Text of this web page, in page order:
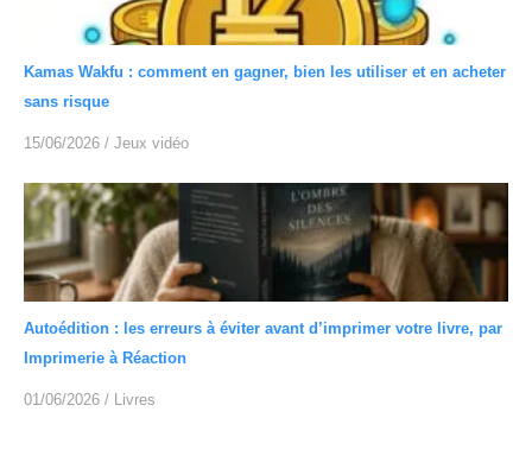
Kamas Wakfu : comment en gagner, bien les utiliser et en acheter
sans risque
15/06/2026 / Jeux vidéo
Autoédition : les erreurs à éviter avant d’imprimer votre livre, par
Imprimerie à Réaction
01/06/2026 / Livres